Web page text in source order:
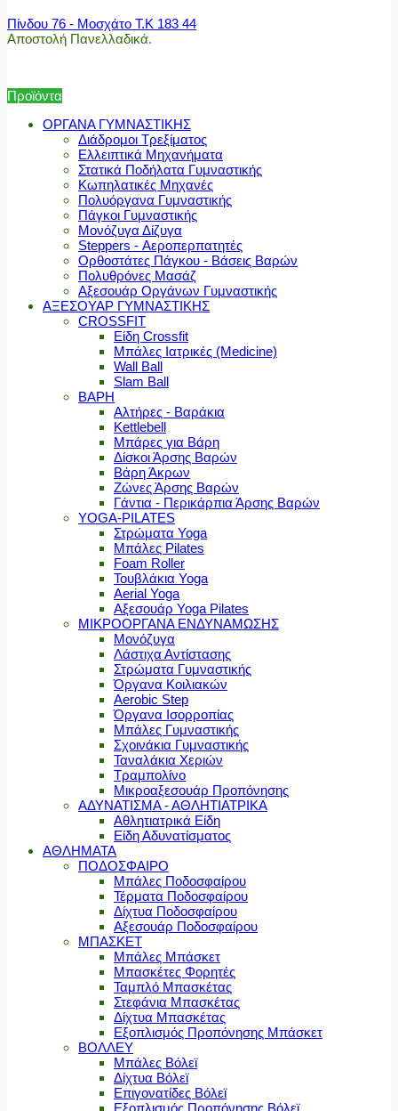
Πίνδου 76 - Μοσχάτο Τ.Κ 183 44
Αποστολή Πανελλαδικά.
Προϊόντα
ΟΡΓΑΝΑ ΓΥΜΝΑΣΤΙΚΗΣ
Διάδρομοι Τρεξίματος
Ελλειπτικά Μηχανήματα
Στατικά Ποδήλατα Γυμναστικής
Κωπηλατικές Μηχανές
Πολυόργανα Γυμναστικής
Πάγκοι Γυμναστικής
Μονόζυγα Δίζυγα
Steppers - Αεροπερπατητές
Ορθοστάτες Πάγκου - Βάσεις Βαρών
Πολυθρόνες Μασάζ
Αξεσουάρ Οργάνων Γυμναστικής
ΑΞΕΣΟΥΑΡ ΓΥΜΝΑΣΤΙΚΗΣ
CROSSFIT
Είδη Crossfit
Μπάλες Ιατρικές (Medicine)
Wall Ball
Slam Ball
ΒΑΡΗ
Αλτήρες - Βαράκια
Kettlebell
Μπάρες για Βάρη
Δίσκοι Άρσης Βαρών
Βάρη Άκρων
Ζώνες Άρσης Βαρών
Γάντια - Περικάρπια Άρσης Βαρών
YOGA-PILATES
Στρώματα Yoga
Μπάλες Pilates
Foam Roller
Τουβλάκια Yoga
Aerial Yoga
Αξεσουάρ Yoga Pilates
ΜΙΚΡΟΟΡΓΑΝΑ ΕΝΔΥΝΑΜΩΣΗΣ
Μονόζυγα
Λάστιχα Αντίστασης
Στρώματα Γυμναστικής
Όργανα Κοιλιακών
Aerobic Step
Όργανα Ισορροπίας
Μπάλες Γυμναστικής
Σχοινάκια Γυμναστικής
Ταναλάκια Χεριών
Τραμπολίνο
Μικροαξεσουάρ Προπόνησης
ΑΔΥΝΑΤΙΣΜΑ - ΑΘΛΗΤΙΑΤΡΙΚΑ
Αθλητιατρικά Είδη
Είδη Αδυνατίσματος
ΑΘΛΗΜΑΤΑ
ΠΟΔΟΣΦΑΙΡΟ
Μπάλες Ποδοσφαίρου
Τέρματα Ποδοσφαίρου
Δίχτυα Ποδοσφαίρου
Αξεσουάρ Ποδοσφαίρου
ΜΠΑΣΚΕΤ
Μπάλες Μπάσκετ
Μπασκέτες Φορητές
Ταμπλό Μπασκέτας
Στεφάνια Μπασκέτας
Δίχτυα Μπασκέτας
Εξοπλισμός Προπόνησης Μπάσκετ
ΒΟΛΛΕΥ
Μπάλες Βόλεϊ
Δίχτυα Βόλεϊ
Επιγονατίδες Βόλεϊ